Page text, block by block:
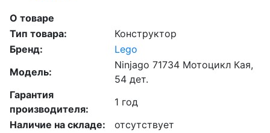
О товаре
Тип товара:
Конструктор
Бренд:
Lego
Модель:
Ninjago 71734 Мотоцикл Кая,
54 дет.
Гарантия
производителя:
1 год
Наличие на складе:
отсутствует